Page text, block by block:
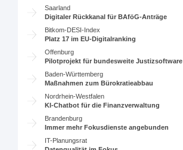
Saarland
Digitaler Rückkanal für BAföG-Anträge
Bitkom-DESI-Index
Platz 17 im EU-Digitalranking
Offenburg
Pilotprojekt für bundesweite Justizsoftware
Baden-Württemberg
Maßnahmen zum Bürokratieabbau
Nordrhein-Westfalen
KI-Chatbot für die Finanzverwaltung
Brandenburg
Immer mehr Fokusdienste angebunden
IT-Planungsrat